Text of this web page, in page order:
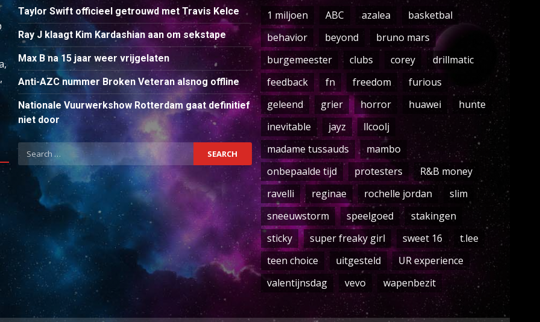
Taylor Swift officieel getrouwd met Travis Kelce
Ray J klaagt Kim Kardashian aan om sekstape
Max B na 15 jaar weer vrijgelaten
Anti-AZC nummer Broken Veteran alsnog offline
Nationale Vuurwerkshow Rotterdam gaat definitief
niet door
Search
for:
1 miljoen ABC azalea
basketbal
behavior
beyond
bruno mars
burgemeester
clubs corey
drillmatic
feedback
fn freedom
furious
geleend
grier horror huawei
hunte
inevitable
jayz
llcoolj
madame tussauds
mambo
onbepaalde tijd
protesters
R&B money
ravelli
reginae rochelle jordan
slim
sneeuwstorm
speelgoed
stakingen
sticky
super freaky girl sweet 16
t.lee
teen choice
uitgesteld
UR experience
valentijnsdag
vevo wapenbezit